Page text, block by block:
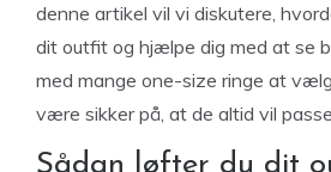
denne artikel vil vi diskutere,
dit outfit og hjælpe dig med at se
med mange one-size ringe at
være sikker på, at de altid vil
Sådan løfter du dit